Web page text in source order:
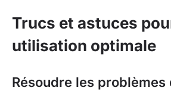
Trucs et astuces
utilisation optimale
Résoudre les problèmes